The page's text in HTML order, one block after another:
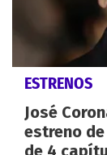
ESTRENOS
José
estreno